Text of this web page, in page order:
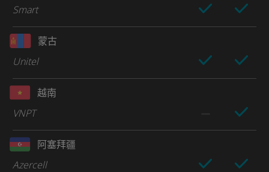
Smart
蒙古
Unitel
越南
VNPT
阿塞拜疆
Azercell